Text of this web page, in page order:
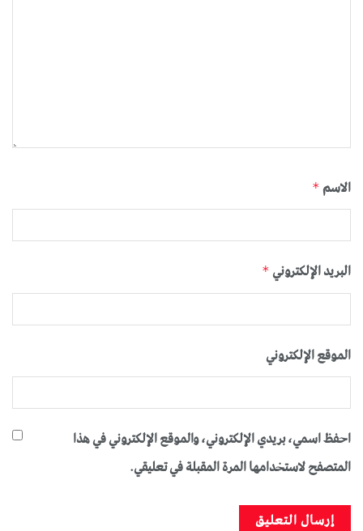
الاسم *
البريد الإلكتروني *
الموقع الإلكتروني
احفظ اسمي، بريدي الإلكتروني، والموقع الإلكتروني في هذا
المتصفح لاستخدامها المرة المقبلة في تعليقي.